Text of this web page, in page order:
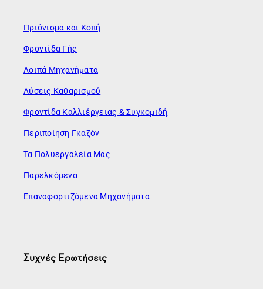
Πριόνισμα και Κοπή
Φροντίδα Γής
Λοιπά Μηχανήματα
Λύσεις Καθαρισμού
Φροντίδα Καλλιέργειας & Συγκομιδή
Περιποίηση Γκαζόν
Τα Πολυεργαλεία Μας
Παρελκόμενα
Επαναφορτιζόμενα Μηχανήματα
Συχνές Ερωτήσεις